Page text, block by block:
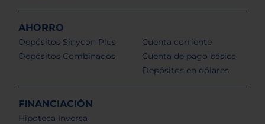
AHORRO
Depósitos Sinycon Plus
Depósitos Combinados
Cuenta corriente
Cuenta de pago básica
Depósitos en dólares
FINANCIACIÓN
Hipoteca Inversa